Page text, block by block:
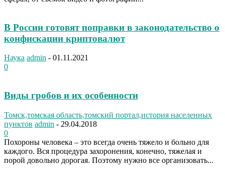
В России готовят поправки в законодательство о
конфискации криптовалют
Наука admin - 01.11.2021
0
Виды гробов и их особенности
Томск,томская область,томский портал,история населенных
пунктов admin - 29.04.2018
0
Похороны человека – это всегда очень тяжело и больно для
каждого. Вся процедура захоронения, конечно, тяжелая и
порой довольно дорогая. Поэтому нужно все организовать...